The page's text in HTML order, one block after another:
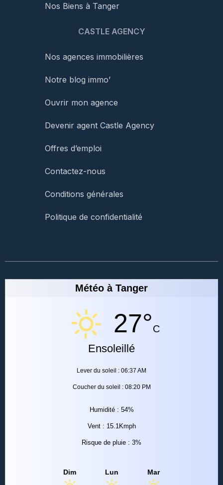
Nos Biens à Tanger
CASTLE AGENCY
Nos agences immobilières
Notre blog immo’
Ouvrir mon agence
Devenir agent Castle Agency
Offres d’emploi
Contactez-nous
Conditions générales
Politique de confidentialité
Météo à Tanger
27°C
Ensoleillé
Lever du soleil : 06:37 AM
Coucher du soleil : 08:20 PM
Humidité : 54%
Vent : 15.1Kmph
Risque de pluie : 3%
Dim Lun Mar